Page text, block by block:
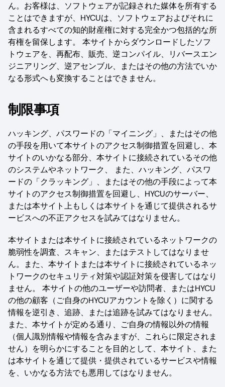
ん。お客様は、ソフトウェアが記録された媒体を所有する
ことはできますが、HYCUは、ソフトウェアおよびそれに
含まれるすべての知的財産権に対する完全かつ包括的な所
有権を留保します。 本サイトからダウンロードしたソフ
トウェアを、再配布、販売、逆コンパイル、リバースエン
ジニアリング、逆アセンブル、またはその他の方法でいか
なる形式へも変換することはできません。
制限事項
ハッキング、パスワードの「マイニング」、またはその他
の手段を用いて本サイトのアクセス制御措置を回避し、本
サイトのいかなる部分、本サイトに接続されているその他
のシステムやネットワーク、 また、ハッキング、パスワ
ードの「クラッキング」、またはその他の手段によって本
サイトのアクセス制御措置を回避し、HYCUのサーバー、
または本サイト上もしくは本サイトを通じて提供されるサ
ービスへの不正アクセスを試みてはなりません。
本サイトまたは本サイトに接続されているネットワークの
脆弱性を調査、スキャン、またはテストしてはなりませ
ん。また、本サイトまたは本サイトに接続されているネッ
トワークのセキュリティ対策や認証対策を侵害してはなり
ません。 本サイトの他のユーザーや訪問者、またはHYCU
の他の顧客（ご自身のHYCUアカウントを除く）に関する
情報を逆引き、追跡、または追跡を試みてはなりません。
また、本サイトが定める通り、ご自身の情報以外の情報
（個人識別情報や情報を含みますが、これらに限定されま
せん）を明らかにすることを目的として、本サイト、また
は本サイトを通じて提供・提供されているサービスや情報
を、いかなる方法でも悪用してはなりません。